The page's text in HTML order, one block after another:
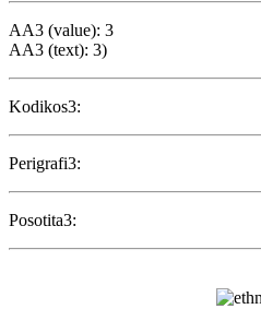
AA3 (value): 3
AA3 (text): 3)
Kodikos3:
Perigrafi3:
Posotita3: